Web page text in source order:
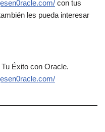
con tus
les pueda interesar
Éxito con Oracle.